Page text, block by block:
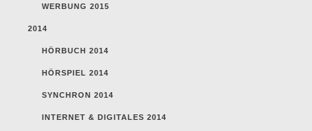
WERBUNG 2015
2014
HÖRBUCH 2014
HÖRSPIEL 2014
SYNCHRON 2014
INTERNET & DIGITALES 2014